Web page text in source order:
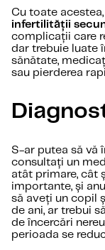
Cu toate
infertilității
complicații care
dar trebuie luate
sănătate,
sau pierderea
S-ar putea să vă
consultați un
atât primare, cât
importante, și
să aveți un copil
de ani, ar trebui
de încercări
perioada se